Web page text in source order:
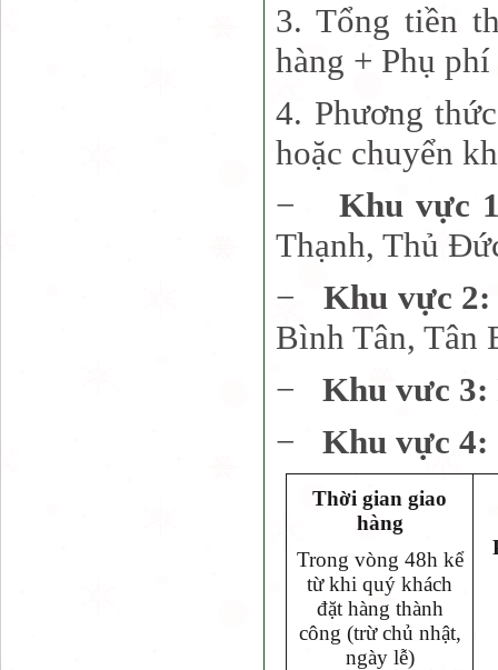
3. Tổng tiền
hàng + Phụ
4. Phương
hoặc chuyển
−
Khu vực
Thạnh, Thủ
−
Khu vực 2:
Bình Tân, Tân
−
Khu vưc 3:
−
Khu vực 4:
Thời gian giao
hàng
Trong vòng 48h kể
từ khi quý khách
đặt hàng thành
công (trừ chủ nhật,
ngày lễ)